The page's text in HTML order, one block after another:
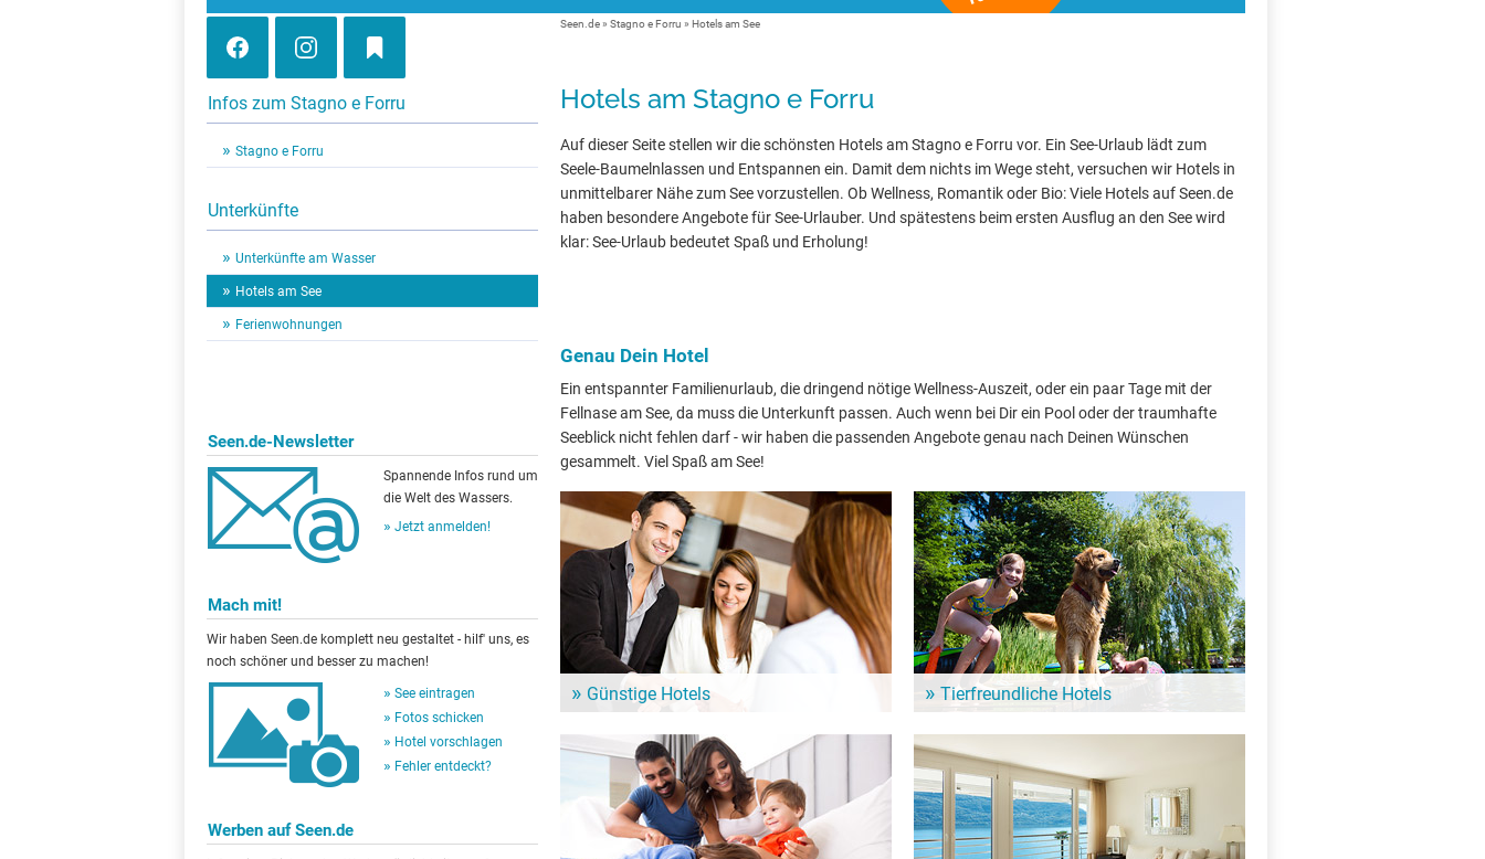
Infos zum Stagno e Forru
Stagno e Forru
Unterkünfte
Unterkünfte am Wasser
Hotels am See
Ferienwohnungen
Seen.de-Newsletter
Spannende Infos rund um
die Welt des Wassers.
Jetzt anmelden!
Mach mit!
Wir haben Seen.de komplett neu gestaltet - hilf' uns, es
noch schöner und besser zu machen!
See eintragen
Fotos schicken
Hotel vorschlagen
Fehler entdeckt?
Werben auf Seen.de
Seen.de» Stagno e Forru » Hotels am See
Hotels am Stagno e Forru
Auf dieser Seite stellen wir die schönsten Hotels am Stagno e Forru vor. Ein See-Urlaub lädt zum
Seele-Baumelnlassen und Entspannen ein. Damit dem nichts im Wege steht, versuchen wir Hotels in
unmittelbarer Nähe zum See vorzustellen. Ob Wellness, Romantik oder Bio: Viele Hotels auf Seen.de
haben besondere Angebote für See-Urlauber. Und spätestens beim ersten Ausflug an den See wird
klar: See-Urlaub bedeutet Spaß und Erholung!
Genau Dein Hotel
Ein entspannter Familienurlaub, die dringend nötige Wellness-Auszeit, oder ein paar Tage mit der
Fellnase am See, da muss die Unterkunft passen. Auch wenn bei Dir ein Pool oder der traumhafte
Seeblick nicht fehlen darf - wir haben die passenden Angebote genau nach Deinen Wünschen
gesammelt. Viel Spaß am See!
Günstige Hotels
Hotels für Deinen nächsten See-Urlaub. Günstige
Hotels für ein Wochenende oder länger.
Tierfreundliche Hotels
in der Umgebung vom Stagno e Forru heißen auch
vierbeinige Gäste bei sich willkommen!